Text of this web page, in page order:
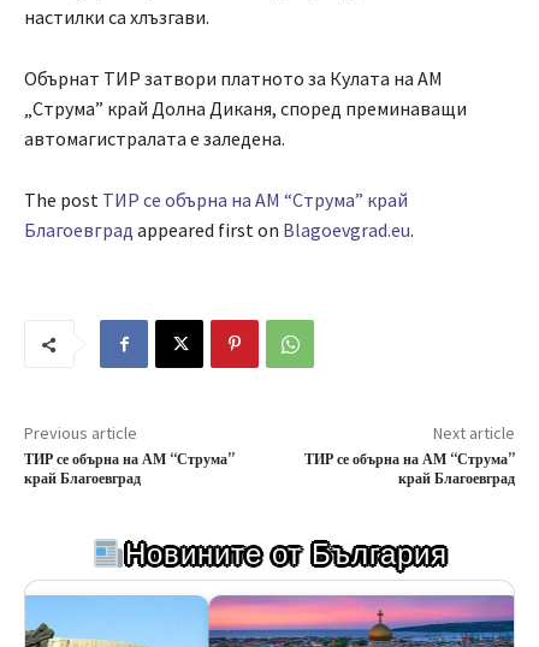
настилки са хлъзгави.
Обърнат ТИР затвори платното за Кулата на АМ
„Струма” край Долна Диканя, според преминаващи
автомагистралата е заледена.
The post ТИР се обърна на АМ “Струма” край
Благоевград appeared first on Blagoevgrad.eu.
Previous article
ТИР се обърна на АМ “Струма”
край Благоевград
Next article
ТИР се обърна на АМ “Струма”
край Благоевград
Новините от България